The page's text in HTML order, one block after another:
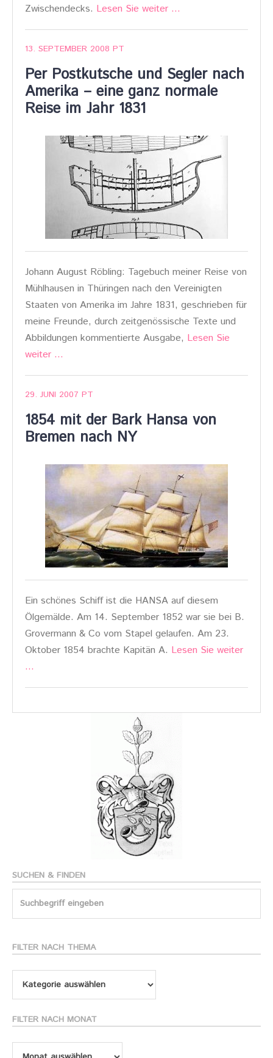
Zwischendecks. Lesen Sie weiter …
13. SEPTEMBER 2008 PT
Per Postkutsche und Segler nach
Amerika – eine ganz normale
Reise im Jahr 1831
Johann August Röbling: Tagebuch meiner Reise von
Mühlhausen in Thüringen nach den Vereinigten
Staaten von Amerika im Jahre 1831, geschrieben für
meine Freunde, durch zeitgenössische Texte und
Abbildungen kommentierte Ausgabe, Lesen Sie
weiter …
29. JUNI 2007 PT
1854 mit der Bark Hansa von
Bremen nach NY
Ein schönes Schiff ist die HANSA auf diesem
Ölgemälde. Am 14. September 1852 war sie bei B.
Grovermann & Co vom Stapel gelaufen. Am 23.
Oktober 1854 brachte Kapitän A. Lesen Sie weiter
…
SUCHEN & FINDEN
Search
FILTER NACH THEMA
Filter
FILTER NACH MONAT
Filter